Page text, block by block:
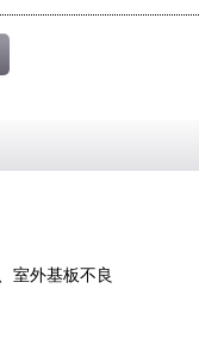
室外基板不良